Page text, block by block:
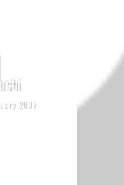
2007